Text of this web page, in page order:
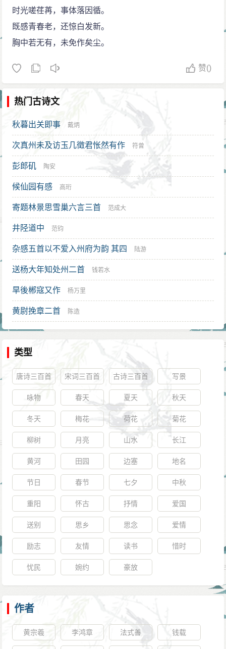
我近城的地方，应当从于先祖的坟地，一切从简。”
熙宁十年（1077年），邵雍去世而简葬了，终年六
十七岁，追赠他秘书省著作郎。元祐时又赐予他谥号康
程颢所做的墓铭志里称邵雍的学问纯正统一而不杂
乱，就邵雍所达到的境界，可以说是安且成矣。邵雍所
著书有《皇极经世》、《观物内外篇》、《渔樵问
时光嗟荏苒，事体落因循。
既感青春老，还惊白发新。
胸中若无有，未免作矣尘。
赞()
热门古诗文
秋暮出关即事 戴炳
次真州未及访玉几徵君怅然有作 符曾
彭郎矶 陶安
候仙园有感 高珩
寄题林景思雪巢六言三首 范成大
井陉道中 范钧
杂感五首以不爱入州府为韵 其四 陆游
送杨大年知处州二首 钱若水
旱後郴寇又作 杨万里
黄尉挽章二首 陈造
类型
唐诗三百首 宋词三百首 古诗三百首 写景
咏物 春天 夏天 秋天
冬天 梅花 荷花 菊花
柳树 月亮 山水 长江
黄河 田园 边塞 地名
节日 春节 七夕 中秋
重阳 怀古 抒情 爱国
送别 思乡 思念 爱情
励志 友情 读书 惜时
忧民 婉约 豪放
作者
黄宗羲 李鸿章 法式善 钱载